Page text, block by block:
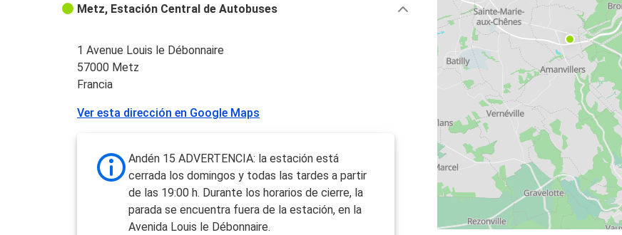
Metz, Estación Central de Autobuses
1 Avenue Louis le Débonnaire
57000 Metz
Francia
Ver esta dirección en Google Maps
Andén 15 ADVERTENCIA: la estación está
cerrada los domingos y todas las tardes a partir
de las 19:00 h. Durante los horarios de cierre, la
parada se encuentra fuera de la estación, en la
Avenida Louis le Débonnaire.